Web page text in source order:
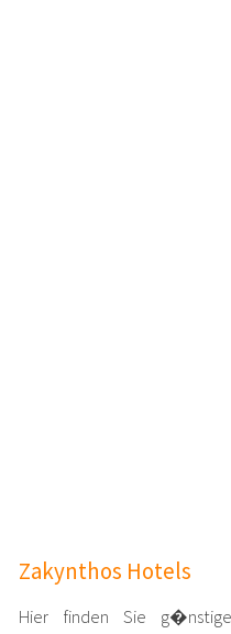
Zakynthos Hotels
Hier finden Sie